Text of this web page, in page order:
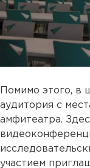
Помимо этого, в
аудитория с
амфитеатра.
участием